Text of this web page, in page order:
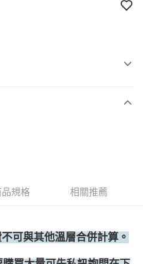
)免運費
)免運費
品規格 相關推薦
可與其他溫層合併計算。